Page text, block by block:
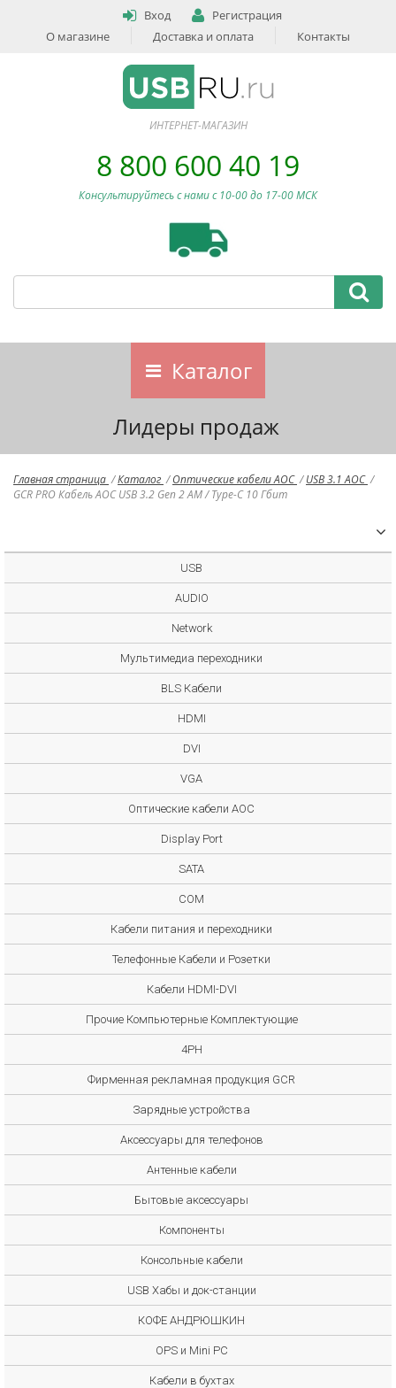
Вход
Регистрация
О магазине
Доставка и оплата Контакты
ИНТЕРНЕТ-МАГАЗИН
8 800 600 40 19
Консультируйтесь с нами c 10-00 до 17-00 МСК
Каталог
Лидеры продаж
Главная страница /Каталог / Оптические кабели AOC / USB 3.1 AOC /
GCR PRO Кабель AOC USB 3.2 Gen 2 AM / Type-C 10 Гбит
USB
AUDIO
Network
Мультимедиа переходники
BLS Кабели
HDMI
DVI
VGA
Оптические кабели AOC
Display Port
SATA
COM
Кабели питания и переходники
Телефонные Кабели и Розетки
Кабели HDMI-DVI
Прочие Компьютерные Комплектующие
4PH
Фирменная рекламная продукция GCR
Зарядные устройства
Аксессуары для телефонов
Антенные кабели
Бытовые аксессуары
Компоненты
Консольные кабели
USB Хабы и док-станции
КОФЕ АНДРЮШКИН
OPS и Mini PC
Кабели в бухтах